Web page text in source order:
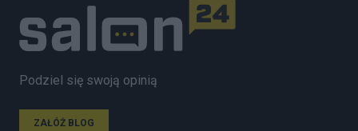
Podziel się swoją opinią
ZAŁÓŻ BLOG